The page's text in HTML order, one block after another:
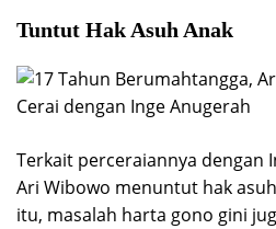
Tuntut Hak Asuh Anak
Terkait perceraiannya dengan
Ari Wibowo menuntut hak
itu, masalah harta gono gini